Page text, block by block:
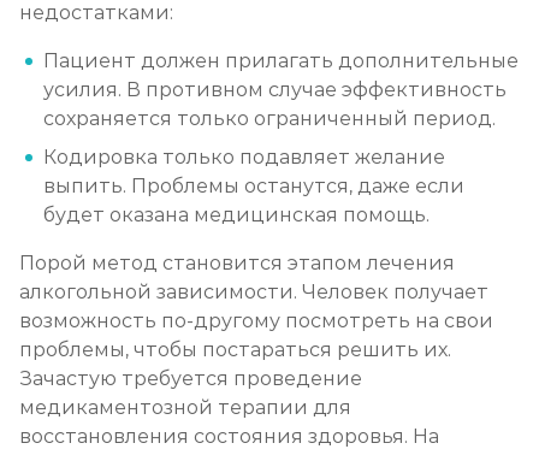
Кодирование тройной блок
от 5 700 ₽ Записаться
Химический блок от алкоголизма
от 2 850 ₽ Записаться
Вшивание Торпедо
от 3 600 ₽ Записаться
Раскодирование от алкоголизма
от 1 800 ₽
недостатками:
Пациент должен прилагать дополнительные
усилия. В противном случае эффективность
сохраняется только ограниченный период.
Кодировка только подавляет желание
выпить. Проблемы останутся, даже если
будет оказана медицинская помощь.
Порой метод становится этапом лечения
алкогольной зависимости. Человек получает
возможность по-другому посмотреть на свои
проблемы, чтобы постараться решить их.
Зачастую требуется проведение
медикаментозной терапии для
восстановления состояния здоровья. На